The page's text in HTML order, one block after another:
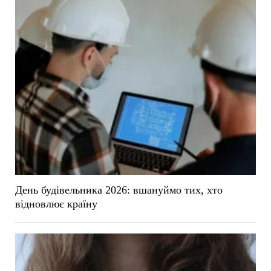
День будівельника 2026: вшануймо тих, хто
відновлює країну